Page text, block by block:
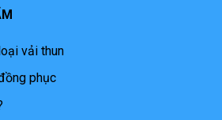
vải thun
phục